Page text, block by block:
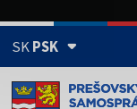
SKPSK
Doména psk.sk je